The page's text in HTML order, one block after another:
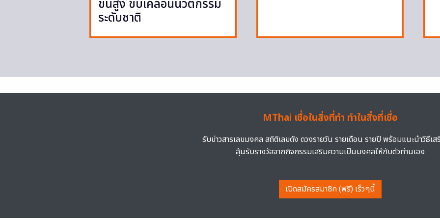
ขั้นสูง ขับเคลื่อนนวัตกรรม
ระดับชาติ
MThai เชื่อในสิ่งที่ทำ ทำในสิ่งที่เชื่อ
รับข่าวสารเลขมงคล สถิติเลขดัง ดวงรายวัน รายเดือน รายปี พร้อมแนะนำวิธีเส
ลุ้นรับรางวัลจากกิจกรรมเสริมความเป็นมงคลให้กับตัวท่านเอง
เปิดสมัครสมาชิก (ฟรี) เร็วๆนี้